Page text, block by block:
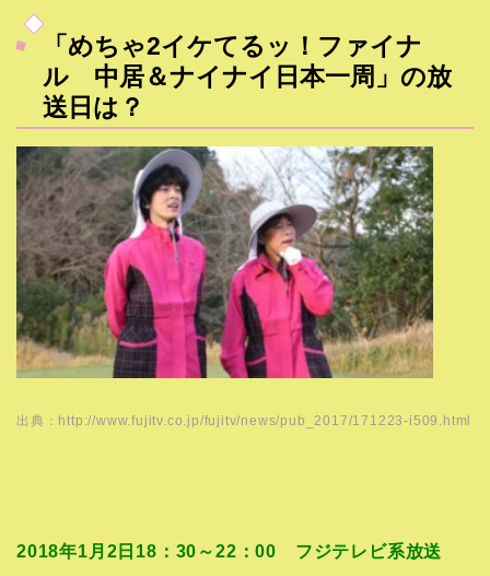
「めちゃ2イケてるッ！ファイナ
ル 中居＆ナイナイ日本一周」の放
送日は？
出典：http://www.fujitv.co.jp/fujitv/news/pub_2017/171223-i509.html
2018年1月2日18：30～22：00 フジテレビ系放送